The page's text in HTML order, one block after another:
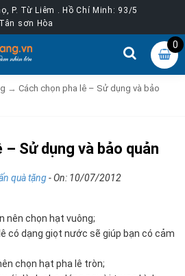
P. Từ Liêm . Hồ Chí Minh: 93/5
sơn Hòa
0
→ Cách chọn pha lê – Sử dụng và bảo
– Sử dụng và bảo quản
quà tặng- On: 10/07/2012
nên chọn hạt vuông;
có dạng giọt nước sẽ giúp bạn có cảm
chọn hạt pha lê tròn;